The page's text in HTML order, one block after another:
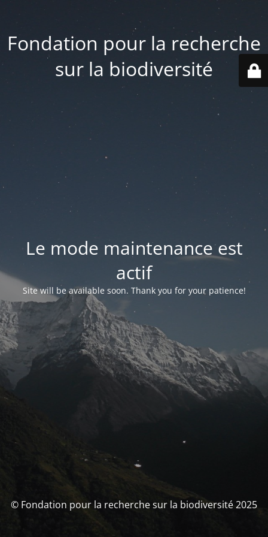
Fondation pour la recherche
sur la biodiversité
Le mode maintenance est
actif
Site will be available soon. Thank you for your patience!
© Fondation pour la recherche sur la biodiversité 2025